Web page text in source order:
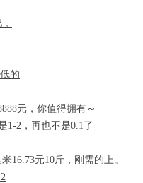
的
元，你值得拥有～
1-2，再也不是0.1了
16.73元10斤，刚需的上。